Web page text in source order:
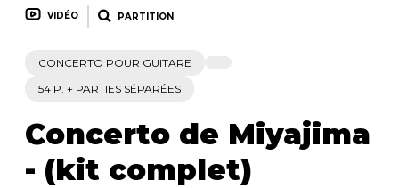
VIDÉO PARTITION
CONCERTO POUR GUITARE
54 P. + PARTIES SÉPARÉES
Concerto de Miyajima
- (kit complet)